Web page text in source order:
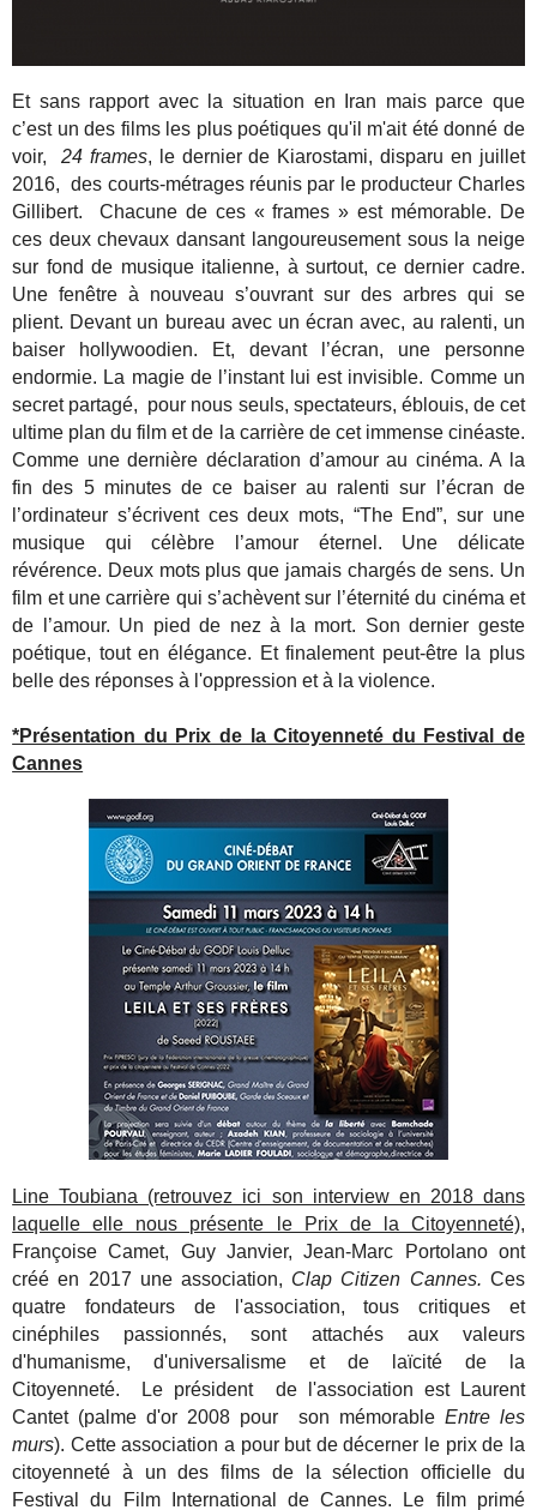
Et sans rapport avec la situation en Iran mais parce que
c’est un des films les plus poétiques qu'il m'ait été donné de
voir,
24 frames, le dernier de Kiarostami, disparu en juillet
2016, des courts-métrages réunis par le producteur Charles
Gillibert. Chacune de ces « frames » est mémorable. De
ces deux chevaux dansant langoureusement sous la neige
sur fond de musique italienne, à surtout, ce dernier cadre.
Une fenêtre à nouveau s’ouvrant sur des arbres qui se
plient. Devant un bureau avec un écran avec, au ralenti, un
baiser hollywoodien. Et, devant l’écran, une personne
endormie. La magie de l’instant lui est invisible. Comme un
secret partagé, pour nous seuls, spectateurs, éblouis, de cet
ultime plan du film et de la carrière de cet immense cinéaste.
Comme une dernière déclaration d’amour au cinéma. A la
fin des 5 minutes de ce baiser au ralenti sur l’écran de
l’ordinateur s’écrivent ces deux mots, “The End”, sur une
musique qui célèbre l’amour éternel. Une délicate
révérence. Deux mots plus que jamais chargés de sens. Un
film et une carrière qui s’achèvent sur l’éternité du cinéma et
de l’amour. Un pied de nez à la mort. Son dernier geste
poétique, tout en élégance. Et finalement peut-être la plus
belle des réponses à l'oppression et à la violence.
*Présentation du Prix de la Citoyenneté du Festival de
Cannes
Line Toubiana (retrouvez ici son interview en 2018 dans
laquelle elle nous présente le Prix de la Citoyenneté),
Françoise Camet, Guy Janvier, Jean-Marc Portolano ont
créé en 2017 une association, Clap Citizen Cannes. Ces
quatre fondateurs de l'association, tous critiques et
cinéphiles passionnés, sont attachés aux valeurs
d'humanisme, d'universalisme et de laïcité de la
Citoyenneté. Le président de l'association est Laurent
Cantet (palme d'or 2008 pour son mémorableEntre les
murs). Cette association a pour but de décerner le prix de la
citoyenneté à un des films de la sélection officielle du
Festival du Film International de Cannes. Le film primé